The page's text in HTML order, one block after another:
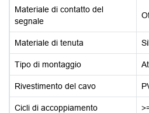
Materiale di contatto del
segnale
Materiale di tenuta
Tipo di montaggio
Rivestimento del cavo
Cicli di accoppiamento